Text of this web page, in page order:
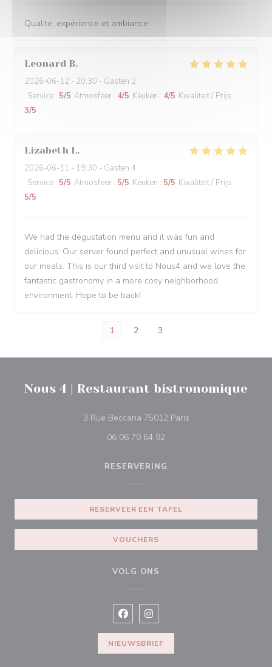
Qualité, expérience et ambiance
Leonard B
2026-06-12 - 20:30 - Gasten 2
Service : 5/5 Atmosfeer : 4/5 Keuken : 4/5 Kwaliteit / Prijs :
3/5
Lizabeth L
2026-06-11 - 19:30 - Gasten 4
Service : 5/5 Atmosfeer : 5/5 Keuken : 5/5 Kwaliteit / Prijs :
5/5
We had the degustation menu and it was fun and
delicious. Our server found perfect and unusual wines for
our meals. This is our third visit to Nous4 and we love the
fantastic gastronomy in a more cosy neighborhood
environment. Hope to be back!
1 2 3
Nous 4 | Restaurant bistronomique
3 Rue Beccaria 75012 Paris((opent in een nieuw
06 06 70 64 92
RESERVERING
RESERVEER EEN TAFEL
VOUCHERS
VOLG ONS
Facebook ((opent in een nieuw
Instagram ((opent in een
NIEUWSBRIEF